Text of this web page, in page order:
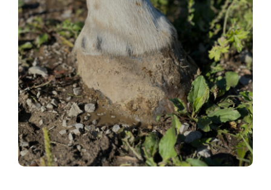
Ausbildung & Training für Reiter und Pferd
Blog
Job & Karriere
Kontakt